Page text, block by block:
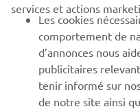
PLUS DE YAMAHA
SOUTIEN
services et actions
Les cookies
comportement de
d’annonces nous
publicitaires
tenir informé sur
de notre site ainsi